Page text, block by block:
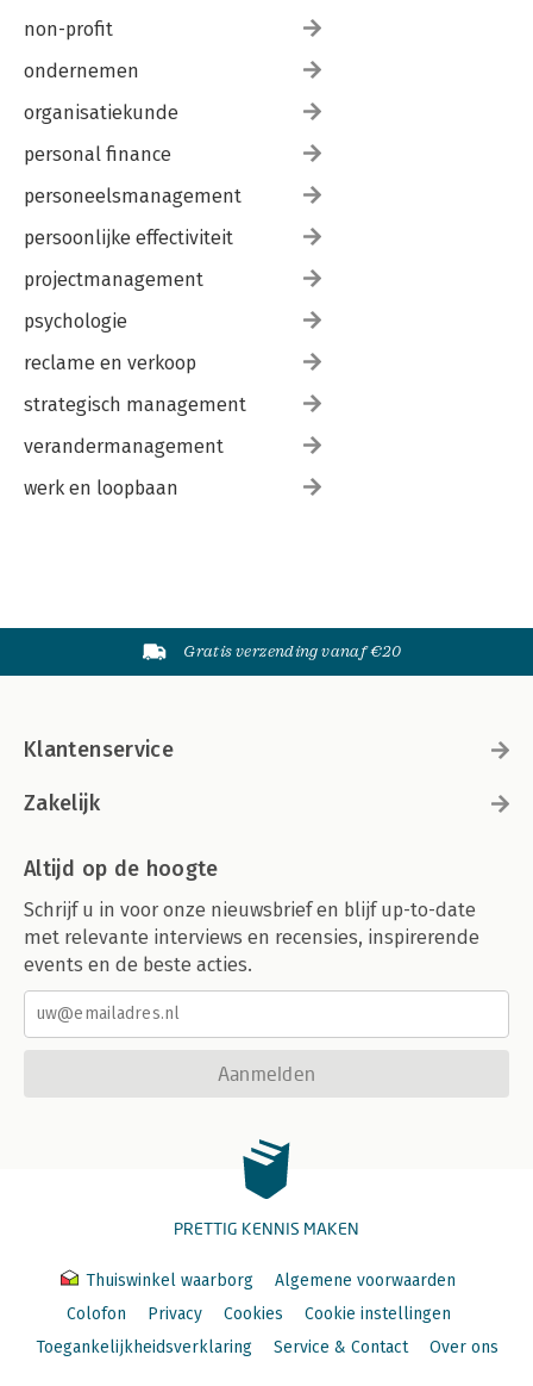
non-profit
ondernemen
organisatiekunde
personal finance
personeelsmanagement
persoonlijke effectiviteit
projectmanagement
psychologie
reclame en verkoop
strategisch management
verandermanagement
werk en loopbaan
Gratis verzending vanaf €20
Klantenservice
Zakelijk
Altijd op de hoogte
Schrijf u in voor onze nieuwsbrief en blijf up-to-date
met relevante interviews en recensies, inspirerende
events en de beste acties.
Aanmelden
PRETTIG KENNIS MAKEN
Thuiswinkel waarborg
Algemene voorwaarden
Colofon
Privacy Cookies
Cookie instellingen
Toegankelijkheidsverklaring
Service & Contact Over ons